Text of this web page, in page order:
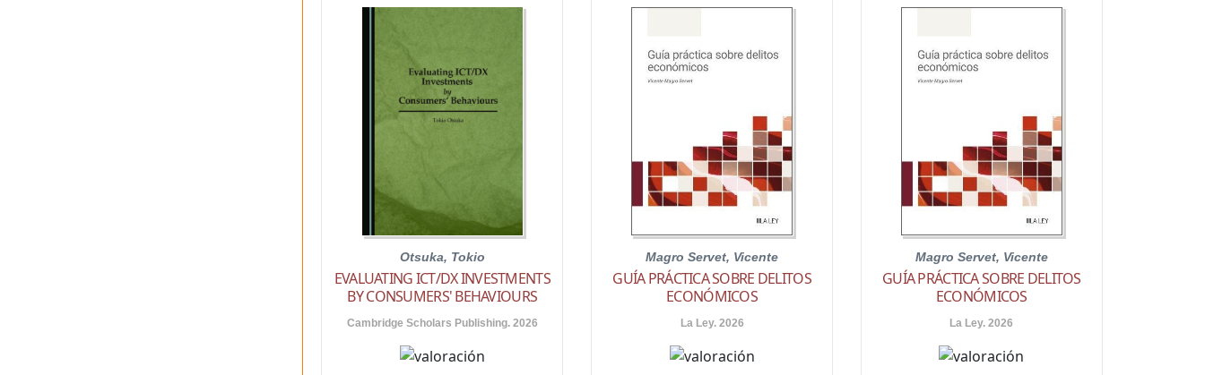
Otsuka, Tokio
EVALUATING ICT/DX INVESTMENTS
BY CONSUMERS' BEHAVIOURS
Cambridge Scholars Publishing. 2026
Magro Servet, Vicente
GUÍA PRÁCTICA SOBRE DELITOS
ECONÓMICOS
La Ley. 2026
Magro Servet, Vicente
GUÍA PRÁCTICA SOBRE DELITOS
ECONÓMICOS
La Ley. 2026